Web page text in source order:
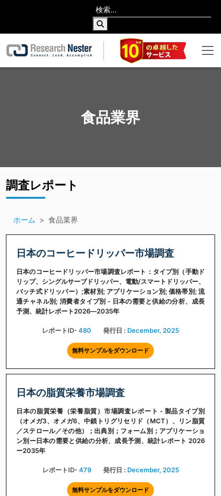
食品業界
調査レポート
ホーム 食品業界
日本のコーヒードリッパー市場調査
日本のコーヒードリッパー市場調査レポート：タイプ別（手動ド
リップ、シングルサーブドリッパー、電動/スマートドリッパー、
バッチ式ドリッパー）;素材別; アプリケーション別; 価格帯別; 流
通チャネル別; 消費者タイプ別 - 日本の需要と供給の分析、成長
予測、統計レポート2026―2035年
レポートID-480 発行日 : December, 2025
無料サンプルをダウンロード
日本の脂質栄養市場調査
日本の脂質栄養（栄養脂質）市場調査レポート - 製品タイプ別
（オメガ3、オメガ6、中鎖トリグリセリド（MCT）、リン脂質
／ステロール／その他）；出典別；フォーム別；アプリケーショ
ン別ー日本の需要と供給の分析、成長予測、統計レポート 2026
ー2035年
レポートID-479 発行日 : December, 2025
無料サンプルをダウンロード